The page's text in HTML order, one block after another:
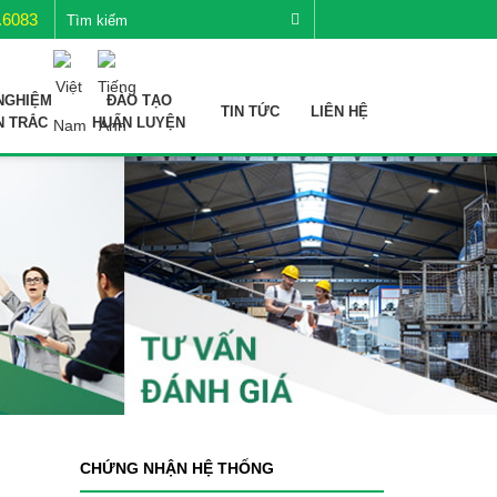
TRẮC
ĐÀO TẠO
HUẤN LUYỆN
TIN TỨC LIÊN HỆ
CHỨNG NHẬN HỆ THỐNG